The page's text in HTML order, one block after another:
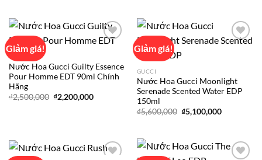
đến
Giảm giá!
Add to
wishlist
GUCCI
Nước Hoa Gucci Guilty Essence
Pour Homme EDT 90ml Chính
Hãng
₫2,500,000 Giá
gốc
₫2,200,000Giá
Giảm giá!
GUCCI
Nước Hoa Gucci Moonlight
Serenade Scented Water EDP
150ml
₫5,600,000 Giá
gốc
₫5,100,000Giá